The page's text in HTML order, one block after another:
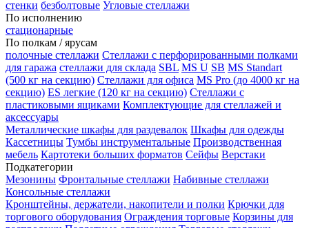
стенки безболтовые Угловые стеллажи
По исполнению
стационарные
По полкам / ярусам
полочные стеллажи Стеллажи с перфорированными полками
для гаража стеллажи для склада SBL MS U SB MS Standart
(500 кг на секцию) Стеллажи для офиса MS Pro (до 4000 кг на
секцию) ES легкие (120 кг на секцию) Стеллажи с
пластиковыми ящиками Комплектующие для стеллажей и
аксессуары
Металлические шкафы для раздевалок Шкафы для одежды
Кассетницы Тумбы инструментальные Производственная
мебель Картотеки больших форматов Сейфы Верстаки
Подкатегории
Мезонины Фронтальные стеллажи Набивные стеллажи
Консольные стеллажи
Кронштейны, держатели, накопители и полки Крючки для
торгового оборудования Ограждения торговые Корзины для